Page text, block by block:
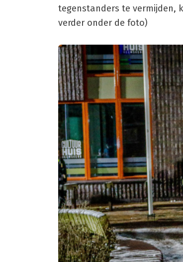
tegenstanders te vermijden,
verder onder de foto)